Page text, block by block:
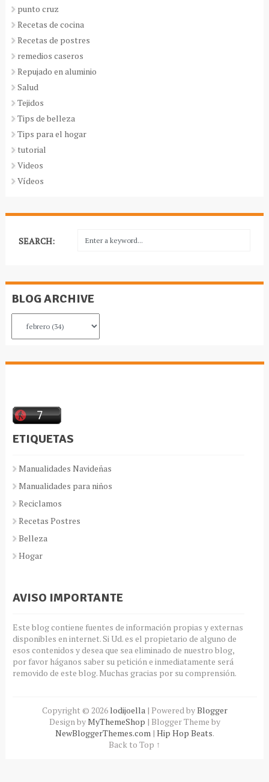
punto cruz
Recetas de cocina
Recetas de postres
remedios caseros
Repujado en aluminio
Salud
Tejidos
Tips de belleza
Tips para el hogar
tutorial
Videos
Vídeos
SEARCH:
BLOG ARCHIVE
ETIQUETAS
Manualidades Navideñas
Manualidades para niños
Reciclamos
Recetas Postres
Belleza
Hogar
AVISO IMPORTANTE
Este blog contiene fuentes de información propias y externas
disponibles en internet. Si Ud. es el propietario de alguno de
esos contenidos y desea que sea eliminado de nuestro blog,
por favor háganos saber su petición e inmediatamente será
removido de este blog. Muchas gracias por su comprensión.
Copyright © 2026 lodijoella | Powered byBlogger
Design byMyThemeShop | Blogger Theme by
NewBloggerThemes.com | Hip Hop Beats.
Back to Top ↑